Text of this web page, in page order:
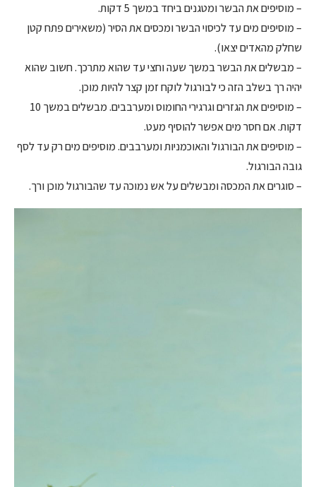
– מוסיפים את הבשר ומטגנים ביחד במשך 5 דקות.
– מוסיפים מים עד לכיסוי הבשר ומכסים את הסיר (משאירים פתח קטן
שחלק מהאדים יצאו).
– מבשלים את הבשר במשך שעה וחצי עד שהוא מתרכך. חשוב שהוא
יהיה רך בשלב הזה כי לבורגול לוקח זמן קצר להיות מוכן.
– מוסיפים את הגזרים וגרגירי החומוס ומערבבים. מבשלים במשך 10
דקות. אם חסר מים אפשר להוסיף מעט.
– מוסיפים את הבורגול והאוכמניות ומערבבים. מוסיפים מים רק עד לסף
גובה הבורגול.
– סוגרים את המכסה ומבשלים על אש נמוכה עד שהבורגול מוכן ורך.